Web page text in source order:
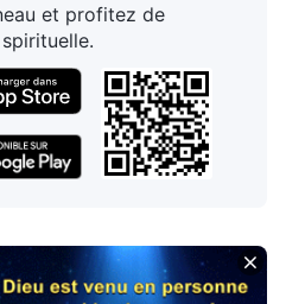
chrétienne « L'essence
Dieu est sainte »
chrétienne « L'humanité
besoin du don de vie de Dieu »
chrétienne « Époque
œuvre divine
et profitez de